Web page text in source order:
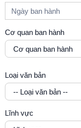
Cơ quan ban hành
Loại văn bản
Lĩnh vực